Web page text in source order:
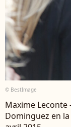
© BestImage
Maxime Leconte
Dominguez en